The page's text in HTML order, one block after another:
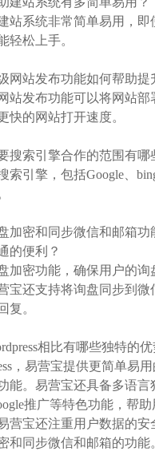
站系统非常简单易用，即
轻松上手。
网站发布功能如何帮助提
站发布功能可以将网站部
快的网站打开速度。
搜索引擎合作的范围有哪
索引擎，包括Google、
加密和同步微信和邮箱功
的便利？
加密功能，确保用户的询
宝还支持将询盘同步到微
复。
相比有哪些独特的优
，易营宝提供更简单易
能。易营宝还具备多语言
推广等特色功能，帮
营宝还注重用户数据的安
和同步微信和邮箱的功能